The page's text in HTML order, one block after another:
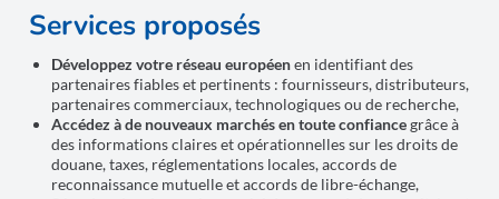
Services proposés
Développez votre réseau européenen identifiant des
partenaires fiables et pertinents : fournisseurs, distributeurs,
partenaires commerciaux, technologiques ou de recherche,
Accédez à de nouveaux marchés en toute confiancegrâce à
des informations claires et opérationnelles sur les droits de
douane, taxes, réglementations locales, accords de
reconnaissance mutuelle et accords de libre-échange,